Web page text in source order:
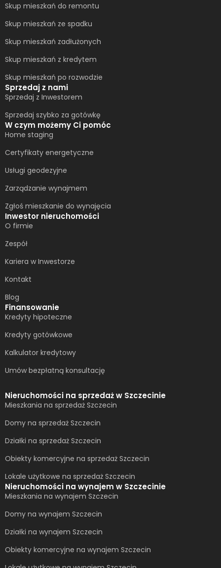
Skup mieszkań do remontu
Skup mieszkań ze spadku
Skup mieszkań zadłużonych
Skup mieszkań z kredytem
Skup mieszkań po rozwodzie
Sprzedaj z nami
Sprzedaj z Inwestorem
Sprzedaj szybko za gotówkę
W czym możemy Ci pomóc
Home staging
Certyfikaty energetyczne
Usługi geodezyjne
Zarządzanie wynajmem
Zgłoś mieszkanie do wynajęcia
Inwestor nieruchomości
O firmie
Zespół
Kariera w Inwestorze
Kontakt
Blog
Finansowanie
Kredyty hipoteczne
Kredyty gotówkowe
Kalkulator kredytowy
Umów bezpłatną konsultację​
Nieruchomości na sprzedaż w Szczecinie
Mieszkania na sprzedaż Szczecin
Domy na sprzedaż Szczecin
Działki na sprzedaż Szczecin
Obiekty komercyjne na sprzedaż Szczecin
Lokale użytkowe na sprzedaż Szczecin
Nieruchomości na wynajem w Szczecinie
Mieszkania na wynajem Szczecin
Domy na wynajem Szczecin
Działki na wynajem Szczecin
Obiekty komercyjne na wynajem Szczecin